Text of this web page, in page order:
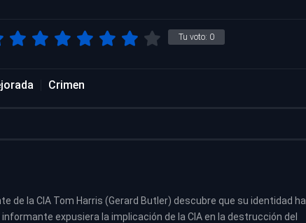
Tu voto: 0
Crimen
de la CIA Tom Harris (Gerard Butler) descubre que su identidad ha
expusiera la implicación de la CIA en la destrucción del